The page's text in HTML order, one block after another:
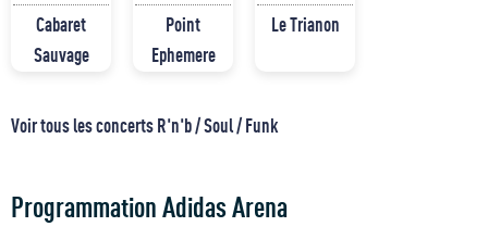
Cabaret
Sauvage
Point
Ephemere
Le Trianon
Voir tous les concerts R'n'b / Soul / Funk
Programmation Adidas Arena